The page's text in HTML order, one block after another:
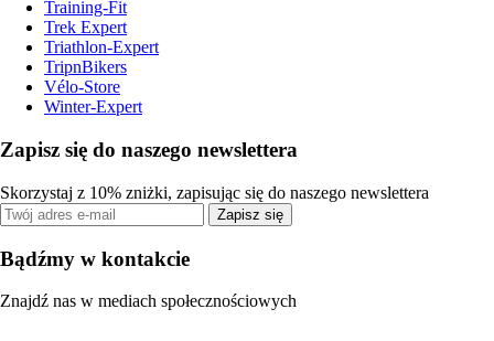
Training-Fit
Trek Expert
Triathlon-Expert
TripnBikers
Vélo-Store
Winter-Expert
Zapisz się do naszego newslettera
Skorzystaj z 10% zniżki, zapisując się do naszego newslettera
Zapisz się
Bądźmy w kontakcie
Znajdź nas w mediach społecznościowych